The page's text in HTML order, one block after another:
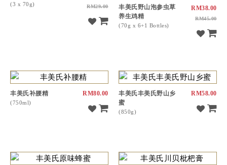
(3 x 70g) RM29.00
丰美氏野山泡参虫草
养生鸡精
(70g x 6+1 Bottles)
RM38.00
RM45.00
丰美氏补腰精
(750ml)
RM80.00
丰美氏丰美氏野山乡
蜜
(850g)
RM58.00